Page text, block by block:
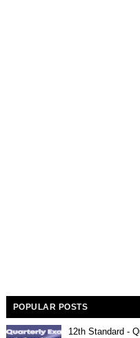
POPULAR POSTS
12th Standard -